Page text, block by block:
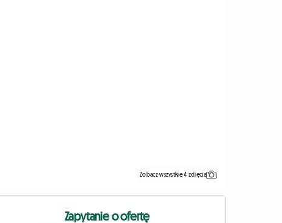
Zobacz wszystkie 4 zdjęcia
Zapytanie o ofertę